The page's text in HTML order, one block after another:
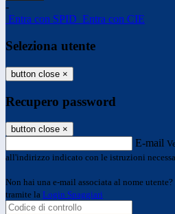
-
Entra con SPID Entra con CIE
Seleziona utente
button close ×
Recupero password
button close ×
E-mail
all'indirizzo indicato con le istruzioni
Non hai una e-mail associata al nome
tramite la Login Spaggiari